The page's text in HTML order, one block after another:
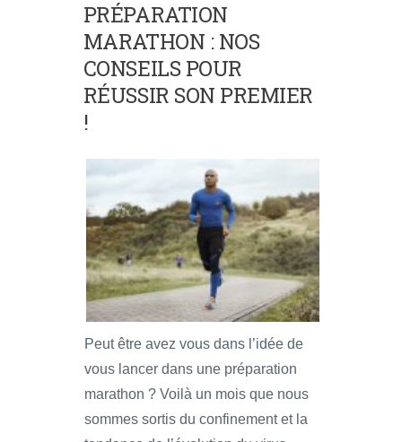
PRÉPARATION
MARATHON : NOS
CONSEILS POUR
RÉUSSIR SON PREMIER
!
Peut être avez vous dans l’idée de
vous lancer dans une préparation
marathon ? Voilà un mois que nous
sommes sortis du confinement et la